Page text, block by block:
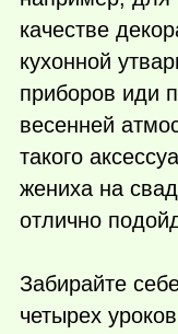
качестве
кухонной
приборов иди
весенней
такого
жениха на
отлично
Забирайте
четырех